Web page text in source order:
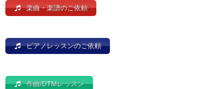
楽曲・楽譜のご依頼
ピアノレッスンのご依頼
作曲/DTMレッスン